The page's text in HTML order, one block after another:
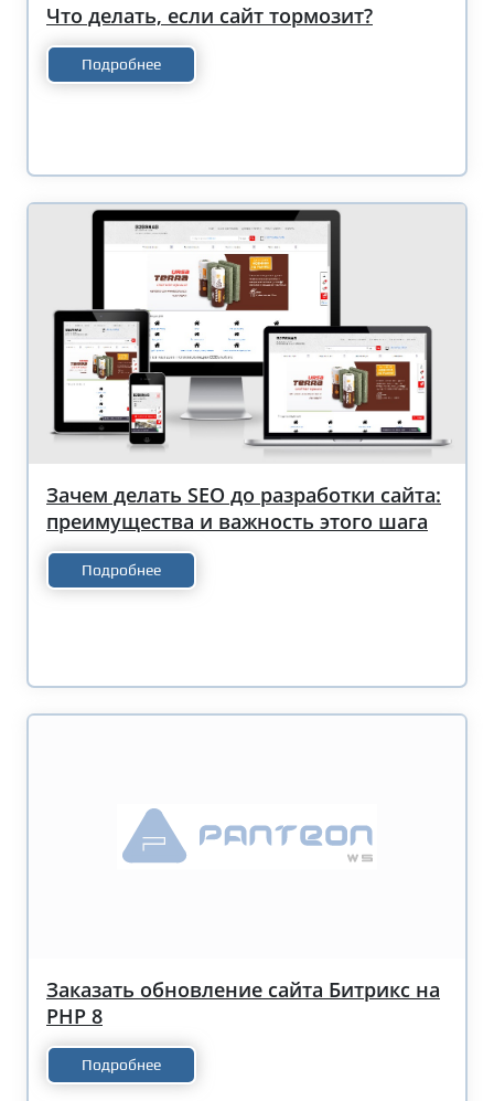
Что делать, если сайт тормозит?
Подробнее
Зачем делать SEO до разработки сайта:
преимущества и важность этого шага
Подробнее
Заказать обновление сайта Битрикс на
PHP 8
Подробнее